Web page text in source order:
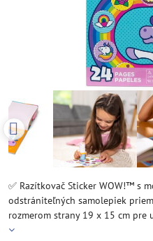
✅ Razítkovač Sticker WOW!™ s
odstrániteľných samolepiek
rozmerom strany 19 x 15 cm pre